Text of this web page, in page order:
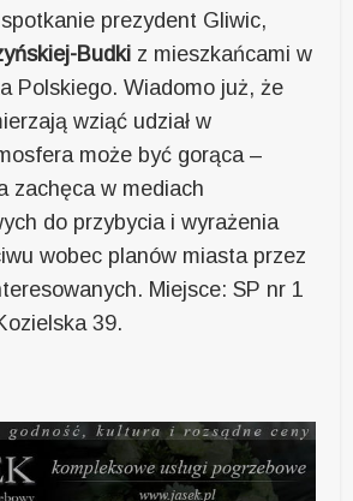
prezydent Gliwic,
Budki z mieszkańcami w
Polskiego. Wiadomo już, że
wziąć udział w
może być gorąca –
zachęca w mediach
do przybycia i wyrażenia
wobec planów miasta przez
Miejsce: SP nr 1
39.